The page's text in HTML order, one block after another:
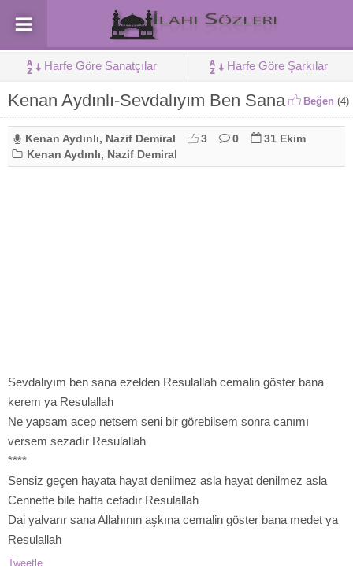
Harfe Göre Sanatçılar Harfe Göre Şarkılar
Kenan Aydınlı-Sevdalıyım Ben Sana Beğen (4)
Kenan Aydınlı, Nazif Demiral 3 0
31 Ekim
Kenan Aydınlı, Nazif Demiral
Sevdalıyım ben sana ezelden Resulallah cemalin göster bana
kerem ya Resulallah
Ne yapsam acep netsem seni bir görebilsem sonra canımı
versem sezadır Resulallah
****
Sensiz geçen hayata hayat denilmez asla hayat denilmez asla
Cennette bile hatta cefadır Resulallah
Dai yalvarır sana Allahının aşkına cemalin göster bana medet ya
Resulallah
Tweetle